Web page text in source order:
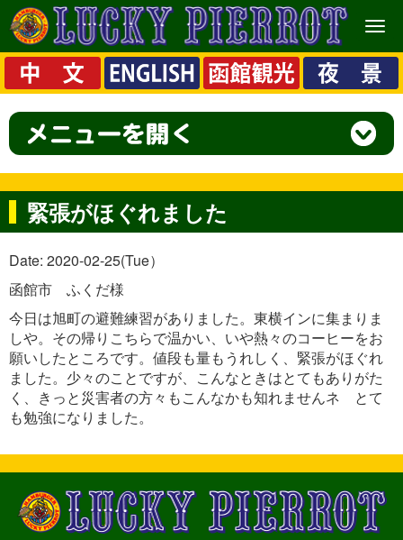
メ
ニ
ュ
ー
緊張がほぐれました
Date: 2020-02-25(Tue）
函館市 ふくだ様
今日は旭町の避難練習がありました。東横インに集まりま
しや。その帰りこちらで温かい、いや熱々のコーヒーをお
願いしたところです。値段も量もうれしく、緊張がほぐれ
ました。少々のことですが、こんなときはとてもありがた
く、きっと災害者の方々もこんなかも知れませんネ とて
も勉強になりました。